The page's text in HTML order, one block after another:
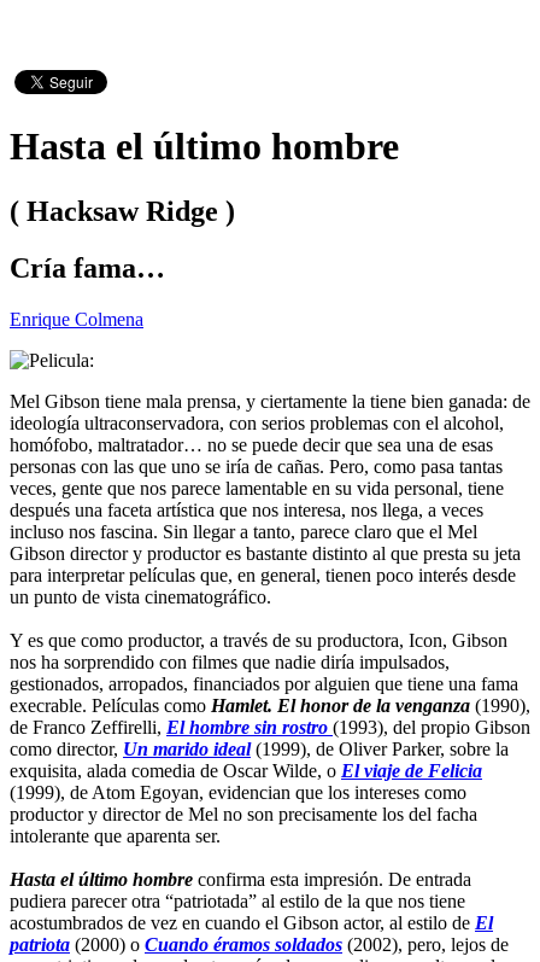
Hasta el último hombre
( Hacksaw Ridge )
Cría fama…
Enrique Colmena
Mel Gibson tiene mala prensa, y ciertamente la tiene bien ganada: de
ideología ultraconservadora, con serios problemas con el alcohol,
homófobo, maltratador… no se puede decir que sea una de esas
personas con las que uno se iría de cañas. Pero, como pasa tantas
veces, gente que nos parece lamentable en su vida personal, tiene
después una faceta artística que nos interesa, nos llega, a veces
incluso nos fascina. Sin llegar a tanto, parece claro que el Mel
Gibson director y productor es bastante distinto al que presta su jeta
para interpretar películas que, en general, tienen poco interés desde
un punto de vista cinematográfico.
Y es que como productor, a través de su productora, Icon, Gibson
nos ha sorprendido con filmes que nadie diría impulsados,
gestionados, arropados, financiados por alguien que tiene una fama
execrable. Películas como Hamlet. El honor de la venganza (1990),
de Franco Zeffirelli, El hombre sin rostro (1993), del propio Gibson
como director, Un marido ideal(1999), de Oliver Parker, sobre la
exquisita, alada comedia de Oscar Wilde, o El viaje de Felicia
(1999), de Atom Egoyan, evidencian que los intereses como
productor y director de Mel no son precisamente los del facha
intolerante que aparenta ser.
Hasta el último hombre confirma esta impresión. De entrada
pudiera parecer otra “patriotada” al estilo de la que nos tiene
acostumbrados de vez en cuando el Gibson actor, al estilo de El
patriota (2000) o Cuando éramos soldados (2002), pero, lejos de